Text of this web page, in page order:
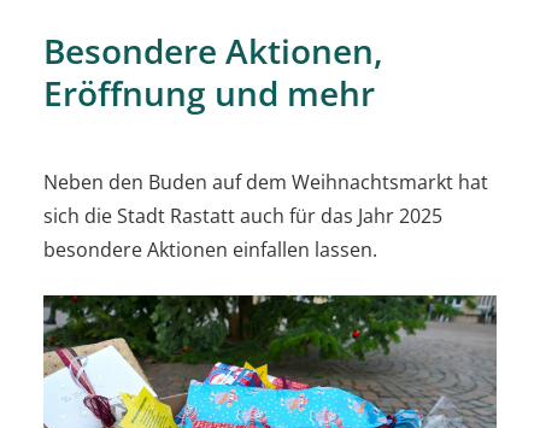
Besondere Aktionen,
Eröffnung und mehr
Neben den Buden auf dem Weihnachtsmarkt hat
sich die Stadt Rastatt auch für das Jahr 2025
besondere Aktionen einfallen lassen.